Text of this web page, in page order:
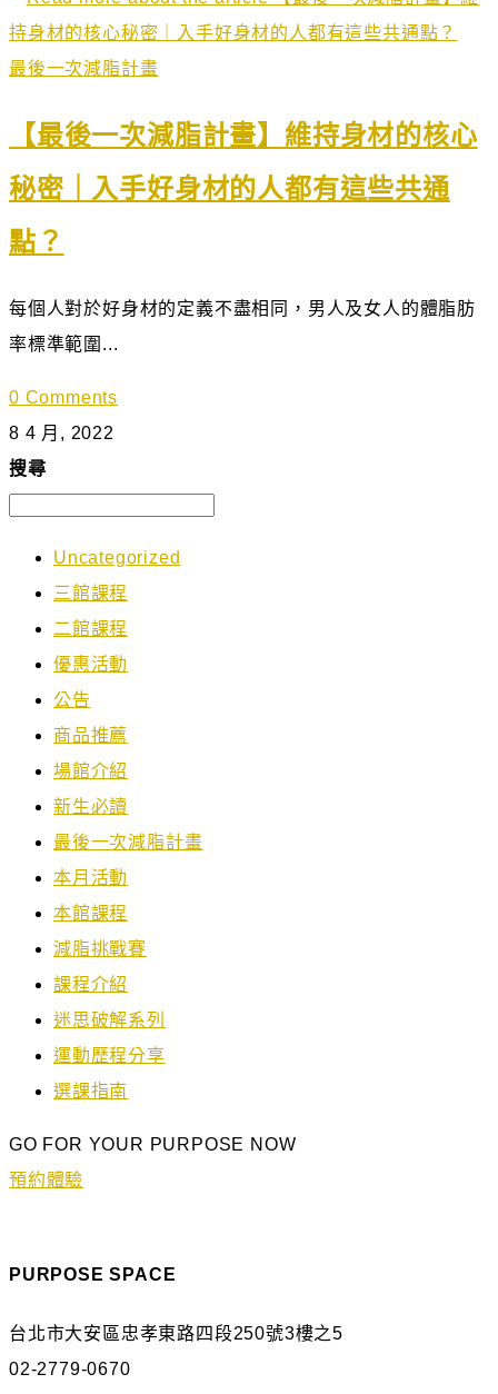
最後一次減脂計畫
【最後一次減脂計畫】維持身材的核心
秘密｜入手好身材的人都有這些共通
點？
每個人對於好身材的定義不盡相同，男人及女人的體脂肪
率標準範圍...
0 Comments
8 4 月, 2022
搜尋
Uncategorized
三館課程
二館課程
優惠活動
公告
商品推薦
場館介紹
新生必讀
最後一次減脂計畫
本月活動
本館課程
減脂挑戰賽
課程介紹
迷思破解系列
運動歷程分享
選課指南
GO FOR YOUR PURPOSE NOW
預約體驗
PURPOSE SPACE
台北市大安區忠孝東路四段250號3樓之5
02-2779-0670